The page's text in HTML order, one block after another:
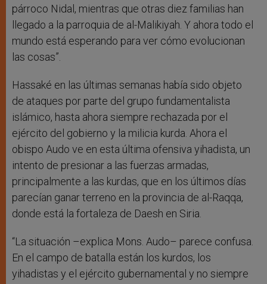
párroco Nidal, mientras que otras diez familias han
llegado a la parroquia de al-Malikiyah. Y ahora todo el
mundo está esperando para ver cómo evolucionan
las cosas”.
Hassaké en las últimas semanas había sido objeto
de ataques por parte del grupo fundamentalista
islámico, hasta ahora siempre rechazada por el
ejército del gobierno y la milicia kurda. Ahora el
obispo Audo ve en esta última ofensiva yihadista, un
intento de presionar a las fuerzas armadas,
principalmente a las kurdas, que en los últimos días
parecían ganar terreno en la provincia de al-Raqqa,
donde está la fortaleza de Daesh en Siria.
“La situación –explica Mons. Audo– parece confusa.
En el campo de batalla están los kurdos, los
yihadistas y el ejército gubernamental y no siempre